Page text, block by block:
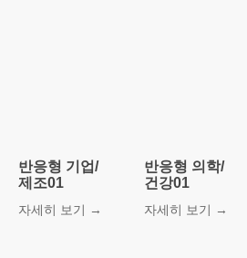
반응형 기업/
제조01
자세히 보기 →
반응형 의학/
건강01
자세히 보기 →